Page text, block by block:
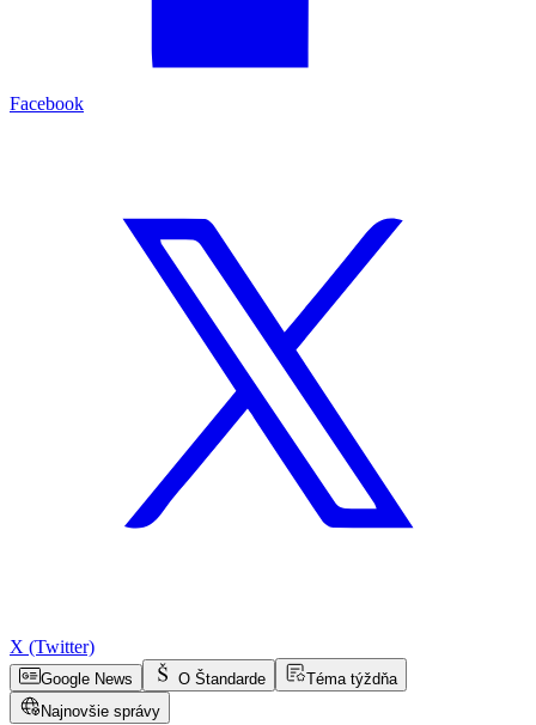
Facebook
X (Twitter)
Google News O Štandarde
Téma týždňa
Najnovšie správy